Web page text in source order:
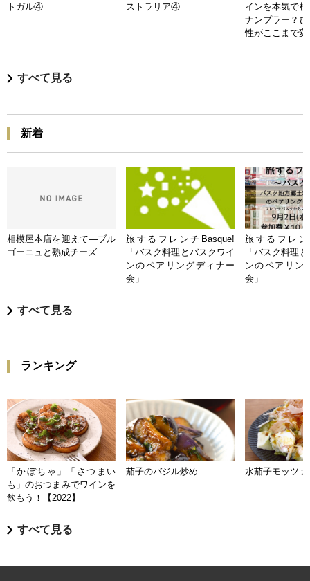
トガル④
ストラリア④
インを本気で
ナンプラー？
性がここまで
すべて見る
新着
相模屋本店を迎えて―ブル
ゴーニュと熟成チーズ
旅するフレンチBasque!
「バスク料理とバスクワイ
ンのペアリングディナー
会」
旅するフレン
「バスク料理
ンのペアリン
会」
すべて見る
ランキング
「かぼちゃ」「さつまい
も」のおつまみでワインを
飲もう！【2022】
茄子のバジル炒め 水茄子モッツァ
すべて見る